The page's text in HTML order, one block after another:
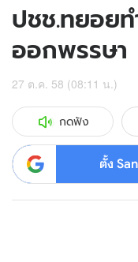
ปชช.ทยอย
ออกพรรษา
27 ต.ค. 58 (08:11 น.)
กดฟัง
ตั้ง